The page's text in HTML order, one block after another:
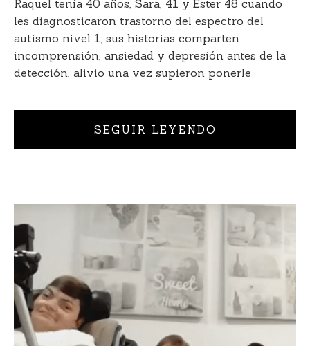
Raquel tenía 40 años, Sara, 41 y Ester 48 cuando
les diagnosticaron trastorno del espectro del
autismo nivel 1; sus historias comparten
incomprensión, ansiedad y depresión antes de la
detección, alivio una vez supieron ponerle
SEGUIR LEYENDO